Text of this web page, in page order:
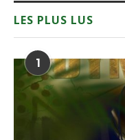
LES PLUS LUS
1